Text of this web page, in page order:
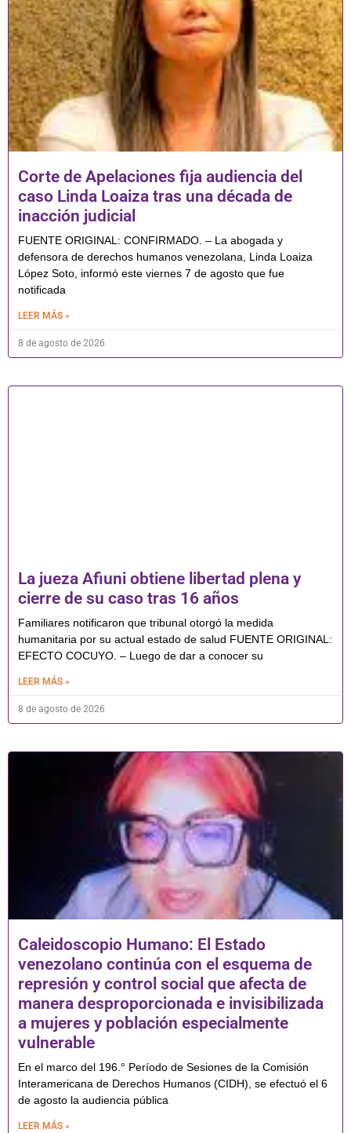
Corte de Apelaciones fija audiencia del
caso Linda Loaiza tras una década de
inacción judicial
FUENTE ORIGINAL: CONFIRMADO. – La abogada y
defensora de derechos humanos venezolana, Linda Loaiza
López Soto, informó este viernes 7 de agosto que fue
notificada
LEER MÁS »
8 de agosto de 2026
La jueza Afiuni obtiene libertad plena y
cierre de su caso tras 16 años
Familiares notificaron que tribunal otorgó la medida
humanitaria por su actual estado de salud FUENTE ORIGINAL:
EFECTO COCUYO. – Luego de dar a conocer su
LEER MÁS »
8 de agosto de 2026
Caleidoscopio Humano: El Estado
venezolano continúa con el esquema de
represión y control social que afecta de
manera desproporcionada e invisibilizada
a mujeres y población especialmente
vulnerable
En el marco del 196.° Período de Sesiones de la Comisión
Interamericana de Derechos Humanos (CIDH), se efectuó el 6
de agosto la audiencia pública
LEER MÁS »